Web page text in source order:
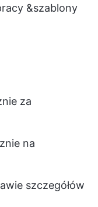
&szablony
za
na
szczegółów